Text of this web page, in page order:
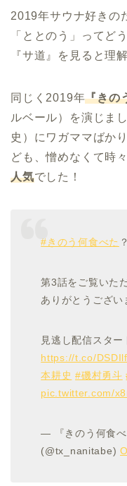
2019年サウナ好きの
「ととのう」ってど
『サ道』を見ると理
同じく2019年『きの
ルベール）を演じま
史）にワガママばか
ども、憎めなくて時
人気でした！
#きのう何食べた
第3話をご覧いた
ありがとうござい
見逃し配信スター
https://t.co/
本耕史 #磯村勇斗
pic.twitter.com/
— 『きのう何食
(@tx_nanitabe)